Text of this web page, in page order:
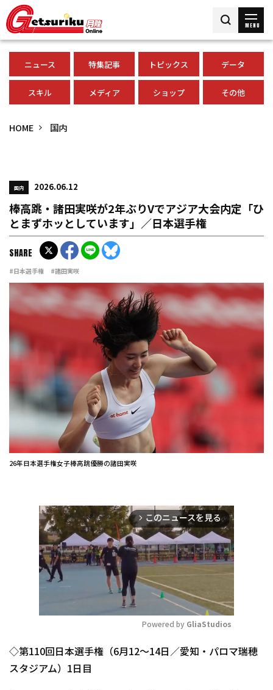
MENU
ニュース 特集記事 トピックス データ
スキル メディア ショップ その他
HOME 国内
国内 2026.06.12
棒高跳・諸田実咲が2年ぶりVでアジア大会内定「ひ
とまずホッとしています」／日本選手権
#日本選手権 #諸田実咲
SHARE
26年日本選手権女子棒高跳優勝の諸田実咲
arrow_forward_ios このニュースを見る
Mute
Powered by GliaStudios
◇第110回日本選手権（6月12～14日／愛知・パロマ瑞穂
スタジアム）1日目